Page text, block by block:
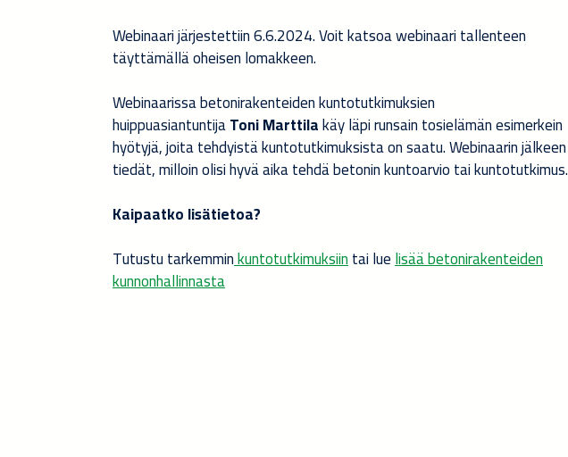
Webinaari järjestettiin 6.6.2024. Voit katsoa webinaari tallenteen
täyttämällä oheisen lomakkeen.
Webinaarissa betonirakenteiden kuntotutkimuksien
huippuasiantuntijaToni Marttilakäy läpi runsain tosielämän esimerkein
hyötyjä, joita tehdyistä kuntotutkimuksista on saatu. Webinaarin jälkeen
tiedät, milloin olisi hyvä aika tehdä betonin kuntoarvio tai kuntotutkimus.
Kaipaatko lisätietoa?
Tutustu tarkemminkuntotutkimuksiintai luelisää betonirakenteiden
kunnonhallinnasta